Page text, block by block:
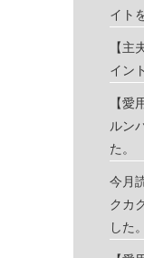
イト
【主
イン
【愛
ルン
た。
今月
クカ
した。